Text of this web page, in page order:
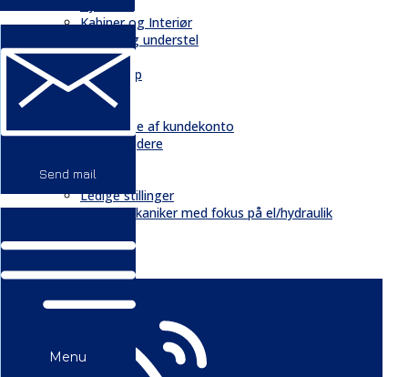
Send mail
Menu
Kabiner og Interiør
Kæder og understel
Motor
Quickshop
Kontakt & Om
Kontakt
Oprettelse af kundekonto
Medarbejdere
Historie
Ledige stillinger
Mekaniker med fokus på el/hydraulik
Nyheder